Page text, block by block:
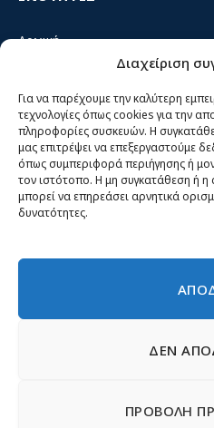
Διαχείριση
Για να παρέχουμε την καλύτερη
τεχνολογίες όπως cookies για την
πληροφορίες συσκευών. Η
μας επιτρέψει να επεξεργαστούμε
όπως συμπεριφορά περιήγησης ή
τον ιστότοπο. Η μη συγκατάθεση ή η
μπορεί να επηρεάσει αρνητικά
δυνατότητες.
ΔΕΝ
ΠΡΟΒΟΛΗ
Αρχική
Κίνημα ΝΙΚΗ – Ποιοι είμαστε,
Θέσεις
Πρόσωπα
Όργανα και ομάδες
Βίντεο
Δελτία Τύπου
© 2026
Έντυπα